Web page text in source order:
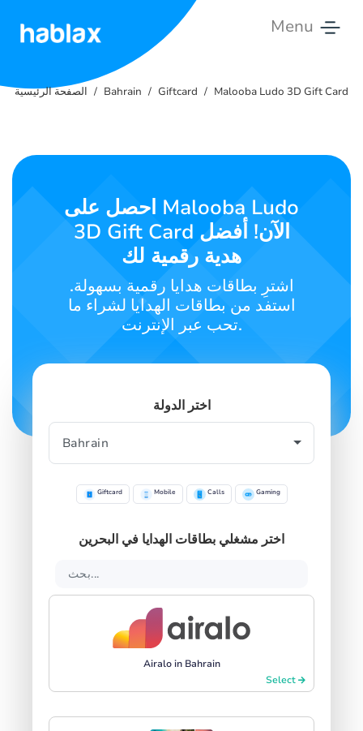
Menu
اتصل
الصفحة الرئيسية Bahrain Giftcard Malooba Ludo 3D Gift Card
احصل على Malooba Ludo
3D Gift Card الآن! أفضل
هدية رقمية لك
اشترِ بطاقات هدايا رقمية بسهولة.
استفد من بطاقات الهدايا لشراء ما
تحب عبر الإنترنت.
اختر الدولة
Giftcard Mobile Calls Gaming
اختر مشغلي بطاقات الهدايا في البحرين
Airalo in Bahrain
Select